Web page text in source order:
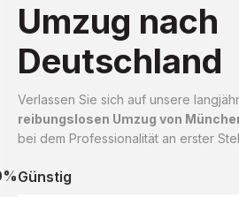
Umzug nach
Deutschland
Verlassen Sie sich auf unsere
reibungslosen Umzug von
bei dem Professionalität an erster
Günstig